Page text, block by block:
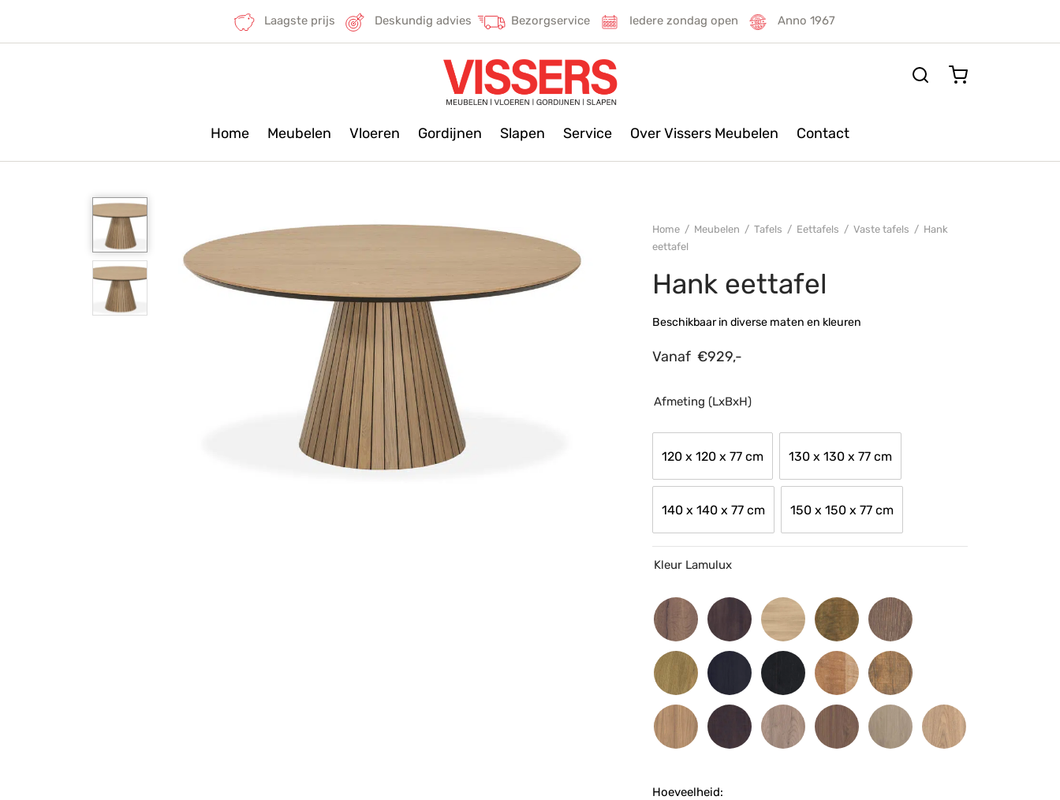
Laagste prijs Deskundig advies Bezorgservice Iedere zondag open Anno 1967
Home Meubelen Vloeren Gordijnen Slapen Service Over Vissers Meubelen Contact
Home / Meubelen / Tafels / Eettafels / Vaste tafels / Hank
eettafel
Hank eettafel
Beschikbaar in diverse maten en kleuren
Vanaf €929,-
Afmeting (LxBxH)
120 x 120 x 77 cm 130 x 130 x 77 cm
140 x 140 x 77 cm 150 x 150 x 77 cm
Kleur Lamulux
Hoeveelheid: